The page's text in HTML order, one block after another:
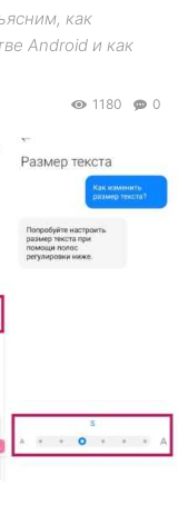
как
Android и как
0
1180